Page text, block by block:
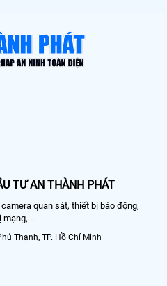
TƯ AN THÀNH PHÁT
quan sát, thiết bị báo động,
...
Thạnh, TP. Hồ Chí Minh